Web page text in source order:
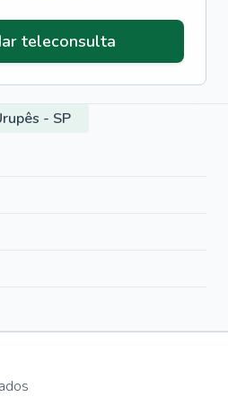
teleconsulta
- SP